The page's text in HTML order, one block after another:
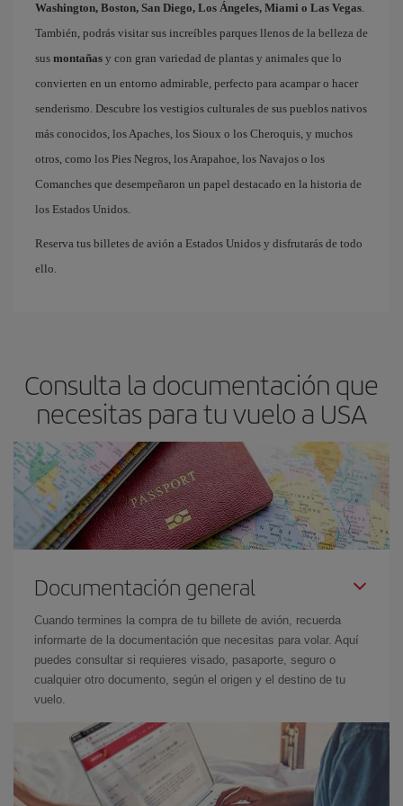
Washington, Boston, San Diego, Los Ángeles, Miami o Las Vegas
También, podrás visitar sus increíbles parques llenos de la belleza de
sus montañas y con gran variedad de plantas y animales que lo
convierten en un entorno admirable, perfecto para acampar o hacer
senderismo. Descubre los vestigios culturales de sus pueblos nativos
más conocidos, los Apaches, los Sioux o los Cheroquis, y muchos
otros, como los Pies Negros, los Arapahoe, los Navajos o los
Comanches que desempeñaron un papel destacado en la historia de
los Estados Unidos.
Reserva tus billetes de avión a Estados Unidos y disfrutarás de todo
ello.
Consulta la documentación que
necesitas para tu vuelo a USA
Documentación general
Cuando termines la compra de tu billete de avión, recuerda
informarte de la documentación que necesitas para volar. Aquí
puedes consultar si requieres visado, pasaporte, seguro o
cualquier otro documento, según el origen y el destino de tu
vuelo.